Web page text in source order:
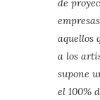
de
aquellos
a los
supone
el 100%